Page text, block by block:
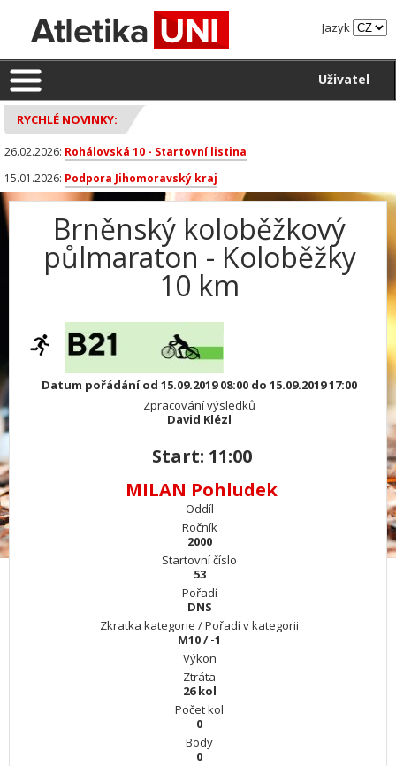
Jazyk
Uživatel
RYCHLÉ NOVINKY:
26.02.2026: Rohálovská 10 - Startovní listina
15.01.2026: Podpora Jihomoravský kraj
Brněnský koloběžkový
půlmaraton - Koloběžky
10 km
Datum pořádání od 15.09.2019 08:00 do 15.09.2019 17:00
Zpracování výsledků
David Klézl
Start: 11:00
MILAN Pohludek
Oddíl
Ročník
2000
Startovní číslo
53
Pořadí
DNS
Zkratka kategorie / Pořadí v kategorii
M10 / -1
Výkon
Ztráta
26 kol
Počet kol
0
Body
0